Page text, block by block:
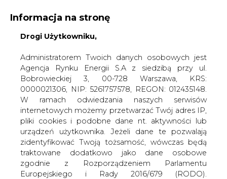
KONTAKT:
WYDAWCA PORTALU:
WYSOKI KONTRAST A A
ZALOGUJ SIĘ
Informacja na stronę
Drogi Użytkowniku,
Administratorem Twoich danych osobowych jest
Agencja Rynku Energii S.A z siedzibą przy ul.
Bobrowieckiej 3, 00-728 Warszawa, KRS:
0000021306, NIP: 5261757578, REGON: 012435148.
W ramach odwiedzania naszych serwisów
internetowych możemy przetwarzać Twój adres IP,
pliki cookies i podobne dane nt. aktywności lub
urządzeń użytkownika. Jeżeli dane te pozwalają
zidentyfikować Twoją tożsamość, wówczas będą
traktowane dodatkowo jako dane osobowe
zgodnie z Rozporządzeniem Parlamentu
Europejskiego i Rady 2016/679 (RODO).